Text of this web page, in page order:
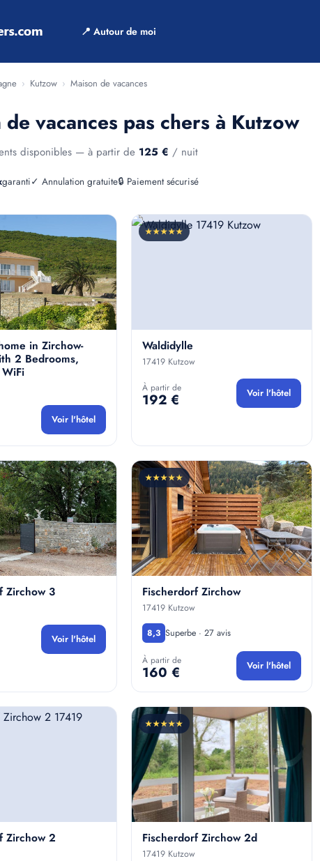
📍 Autour de moi
› Kutzow › Maison de vacances
vacances pas chers à Kutzow
disponibles — à partir de 125 € / nuit
garanti✓ Annulation gratuite🔒 Paiement sécurisé
in Zirchow-
2 Bedrooms,
Voir l'hôtel
★★★★★
Waldidylle
17419 Kutzow
À partir de
192 € Voir l'hôtel
Zirchow 3
Voir l'hôtel
★★★★★
Fischerdorf Zirchow
17419 Kutzow
8,3 Superbe · 27 avis
À partir de
160 € Voir l'hôtel
Zirchow 2
★★★★★
Fischerdorf Zirchow 2d
17419 Kutzow